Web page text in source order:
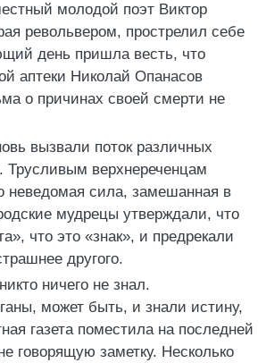
молодой поэт Виктор
револьвером, прострелил себе
день пришла весть, что
аптеки Николай Опанасов
о причинах своей смерти не
вызвали поток различных
Трусливым верхнереченцам
неведомая сила, замешанная в
мудрецы утверждали, что
что это «знак», и предрекали
другого.
ничего не знал.
может быть, и знали истину,
газета поместила на последней
говорящую заметку. Несколько